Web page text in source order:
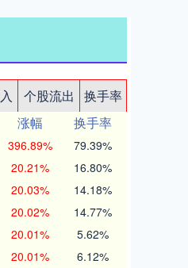
个股流出
换手率
涨幅
换手率
396.89% 79.39%
20.21% 16.80%
20.03% 14.18%
20.02% 14.77%
20.01% 5.62%
20.01% 6.12%